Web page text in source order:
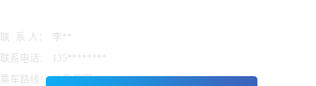
联 系 人：
李**
联系电话:
135********
乘车路线： 信息保密